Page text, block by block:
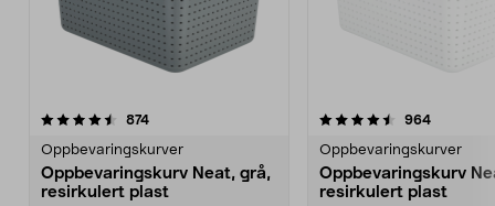
874anmeldelser
Oppbevaringskurver
Oppbevaringskurv Neat, grå,
resirkulert plast
4.5av 5 stjerner 964
Oppbevaringskurver
Oppbevaringskurv
resirkulert plast